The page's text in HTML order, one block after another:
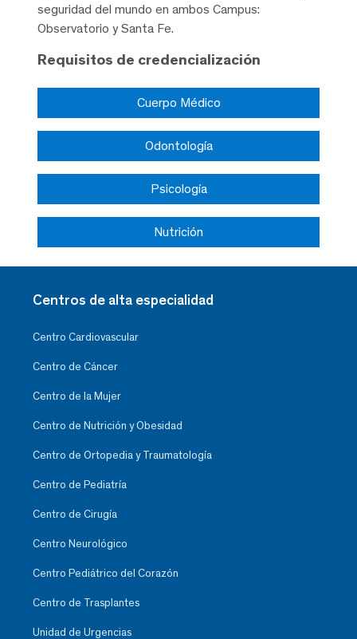
seguridad del mundo en ambos Campus:
Observatorio y Santa Fe.
Requisitos de credencialización
Cuerpo Médico
Odontología
Psicología
Nutrición
Centros de alta especialidad
Centro Cardiovascular
Centro de Cáncer
Centro de la Mujer
Centro de Nutrición y Obesidad
Centro de Ortopedia y Traumatología
Centro de Pediatría
Centro de Cirugía
Centro Neurológico
Centro Pediátrico del Corazón
Centro de Trasplantes
Unidad de Urgencias